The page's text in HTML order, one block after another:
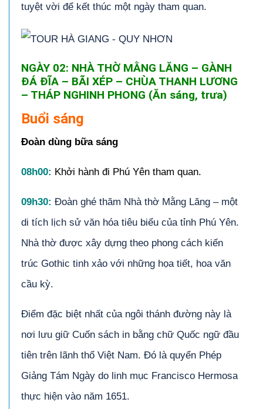
tuyệt vời để kết thúc một ngày tham quan.
NGÀY 02: NHÀ THỜ MẰNG LĂNG – GÀNH
ĐÁ ĐĨA – BÃI XÉP – CHÙA THANH LƯƠNG
– THÁP NGHINH PHONG (Ăn sáng, trưa)
Buổi sáng
Đoàn dùng bữa sáng
08h00: Khởi hành đi Phú Yên tham quan.
09h30: Đoàn ghé thăm Nhà thờ Mằng Lăng – một
di tích lịch sử văn hóa tiêu biểu của tỉnh Phú Yên.
Nhà thờ được xây dựng theo phong cách kiến
trúc Gothic tinh xảo với những họa tiết, hoa văn
cầu kỳ.
Điểm đặc biệt nhất của ngôi thánh đường này là
nơi lưu giữ Cuốn sách in bằng chữ Quốc ngữ đầu
tiên trên lãnh thổ Việt Nam. Đó là quyển Phép
Giảng Tám Ngày do linh mục Francisco Hermosa
thực hiện vào năm 1651.